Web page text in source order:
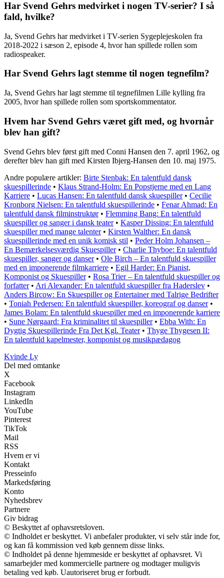
Har Svend Gehrs medvirket i nogen TV-serier? I så
fald, hvilke?
Ja, Svend Gehrs har medvirket i TV-serien Sygeplejeskolen fra
2018-2022 i sæson 2, episode 4, hvor han spillede rollen som
radiospeaker.
Har Svend Gehrs lagt stemme til nogen tegnefilm?
Ja, Svend Gehrs har lagt stemme til tegnefilmen Lille kylling fra
2005, hvor han spillede rollen som sportskommentator.
Hvem har Svend Gehrs været gift med, og hvornår
blev han gift?
Svend Gehrs blev først gift med Conni Hansen den 7. april 1962, og
derefter blev han gift med Kirsten Ibjerg-Hansen den 10. maj 1975.
Andre populære artikler: Birte Stenbak: En talentfuld dansk
skuespillerinde • Klaus Strand-Holm: En Popstjerne med en Lang
Karriere • Lucas Hansen: En talentfuld dansk skuespiller• Cecilie
Kronborg Nielsen: En talentfuld skuespillerinde • Fenar Ahmad: En
talentfuld dansk filminstruktør• Flemming Bang: En talentfuld
skuespiller og sanger i dansk teater• Kasper Dissing: En talentfuld
skuespiller med mange talenter• Kirsten Walther: En dansk
skuespillerinde med en unik komisk stil • Peder Holm Johansen –
En Bemærkelsesværdig Skuespiller• Charlie Thyboe: En talentfuld
skuespiller, sanger og danser• Ole Birch – En talentfuld skuespiller
med en imponerende filmkarriere • Egil Harder: En Pianist,
Komponist og Skuespiller• Rosa Trier – En talentfuld skuespiller og
forfatter• Ari Alexander: En talentfuld skuespiller fra Haderslev •
Anders Bircow: En Skuespiller og Entertainer med Talrige Bedrifter
• Toniah Pedersen: En talentfuld skuespiller, koreograf og danser•
James Bolam: En talentfuld skuespiller med en imponerende karriere
• Sune Nørgaard: Fra kriminalitet til skuespiller• Ebba With: En
Dygtig Skuespillerinde Fra Det Kgl. Teater• Thyge Thygesen II:
En talentfuld kapelmester, komponist og musikpædagog
Kvinde Ly
Del med omtanke
X
Facebook
Instagram
LinkedIn
YouTube
Pinterest
TikTok
Mail
RSS
Hvem er vi
Kontakt
Presseinfo
Markedsføring
Konto
Nyhedsbrev
Partnere
Giv bidrag
© Beskyttet af ophavsretsloven.
© Indholdet er beskyttet. Vi anbefaler produkter, vi selv står inde for,
og kan få kommission ved køb gennem disse links.
© Indholdet på denne hjemmeside er beskyttet af ophavsret. Vi
samarbejder med kommercielle partnere og modtager muligvis
betaling ved køb. Uautoriseret brug er forbudt.